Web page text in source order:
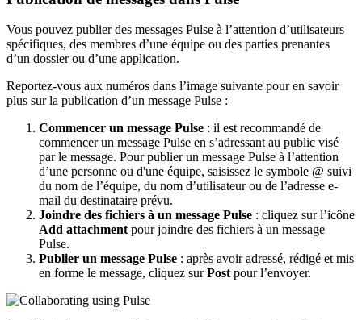
Vous pouvez publier des messages Pulse à l’attention d’utilisateurs
spécifiques, des membres d’une équipe ou des parties prenantes
d’un dossier ou d’une application.
Reportez-vous aux numéros dans l’image suivante pour en savoir
plus sur la publication d’un message Pulse :
Commencer un message Pulse : il est recommandé de
commencer un message Pulse en s’adressant au public visé
par le message. Pour publier un message Pulse à l’attention
d’une personne ou d'une équipe, saisissez le symbole @ suivi
du nom de l’équipe, du nom d’utilisateur ou de l’adresse e-
mail du destinataire prévu.
Joindre des fichiers à un message Pulse : cliquez sur l’icône
Add attachmentpour joindre des fichiers à un message
Pulse.
Publier un message Pulse : après avoir adressé, rédigé et mis
en forme le message, cliquez surPostpour l’envoyer.